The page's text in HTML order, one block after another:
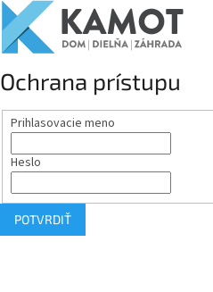
Ochrana prístupu
Prihlasovacie meno
Heslo
POTVRDIŤ